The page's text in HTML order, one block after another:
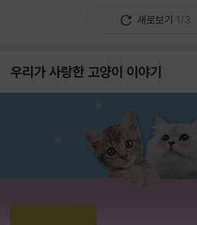
새로보기 1/3
우리가 사랑한 고양이 이야기